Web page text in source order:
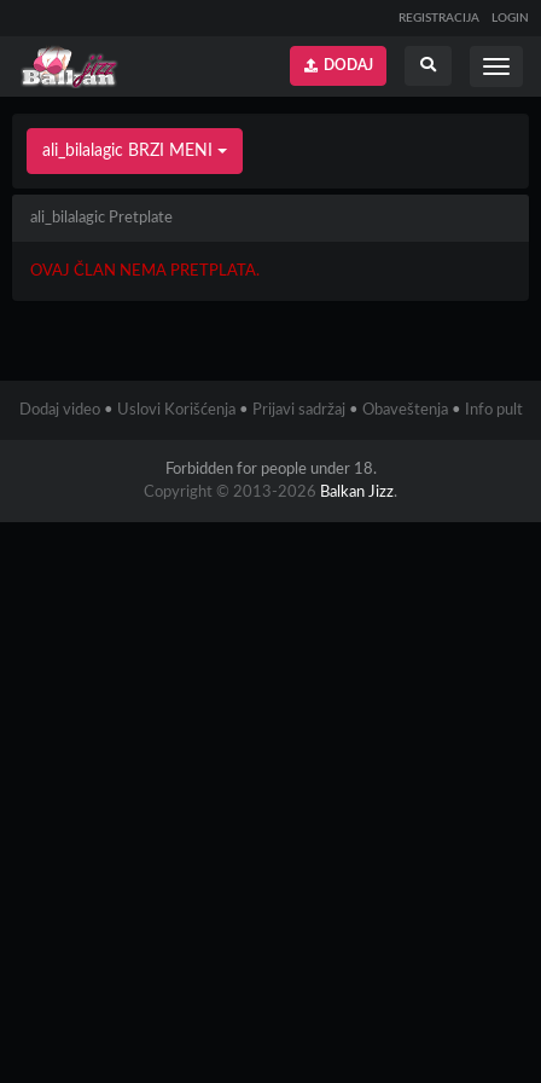
REGISTRACIJA LOGIN
Prikaži
DODAJ
ali_bilalagic BRZI MENI
ali_bilalagic Pretplate
OVAJ ČLAN NEMA PRETPLATA.
Dodaj video • Uslovi Korišćenja • Prijavi sadržaj • Obaveštenja • Info pult
Forbidden for people under 18.
Copyright © 2013-2026 Balkan Jizz.